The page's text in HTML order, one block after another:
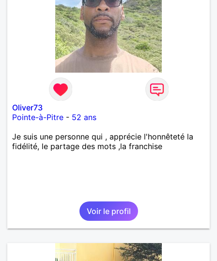
Oliver73
Pointe-à-Pitre - 52 ans
Je suis une personne qui , apprécie l'honnêteté la
fidélité, le partage des mots ,la franchise
Voir le profil